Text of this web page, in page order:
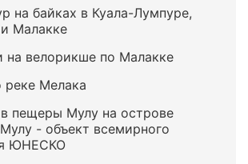
на байках в Куала-Лумпуре,
Малакке
на велорикше по Малакке
реке Мелака
в пещеры Мулу на острове
- объект всемирного
ЮНЕСКО